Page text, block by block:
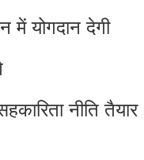
में योगदान देगी
नीति तैयार